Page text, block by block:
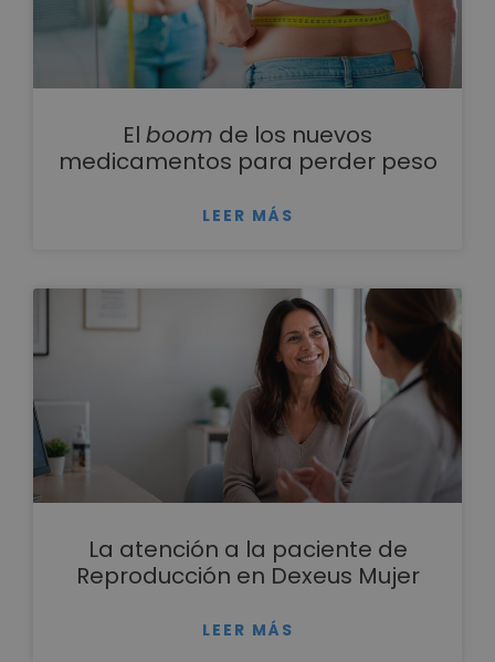
El boom de los nuevos
medicamentos para perder peso
LEER MÁS
La atención a la paciente de
Reproducción en Dexeus Mujer
LEER MÁS